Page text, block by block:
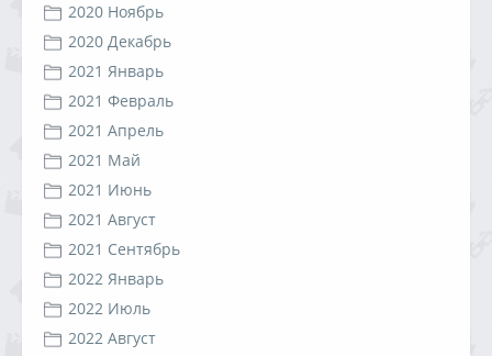
2020 Ноябрь
2020 Декабрь
2021 Январь
2021 Февраль
2021 Апрель
2021 Май
2021 Июнь
2021 Август
2021 Сентябрь
2022 Январь
2022 Июль
2022 Август